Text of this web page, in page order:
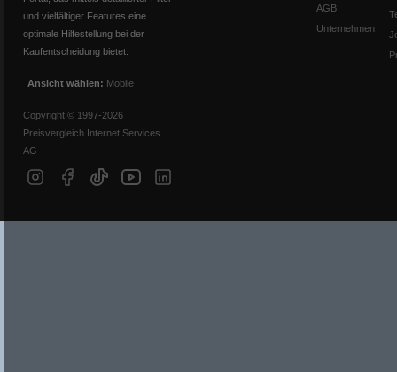
und vielfältiger Features eine
optimale Hilfestellung bei der
Kaufentscheidung bietet.
Ansicht wählen: Mobile
Copyright © 1997-2026
Preisvergleich Internet Services
AG
AGB
Unternehmen